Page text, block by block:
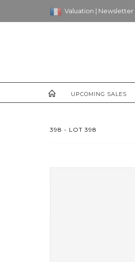
Valuation | Newsletter
UPCOMING SALES
398 - LOT 398